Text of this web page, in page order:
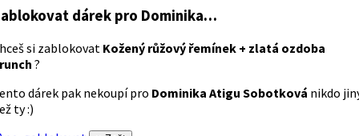
dárek pro Dominika…
si zablokovat Kožený růžový řemínek + zlatá ozdoba
?
dárek pak nekoupí pro Dominika Atigu Sobotková nikdo
ty :)